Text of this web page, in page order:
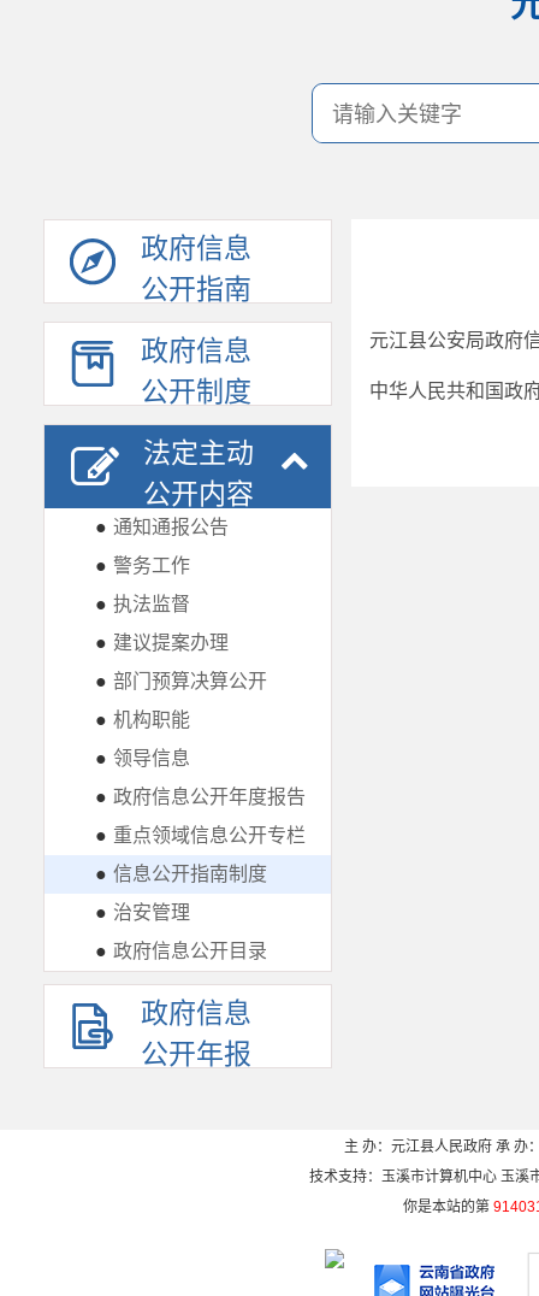
政府信息
公开指南
政府信息
公开制度
法定主动
公开内容
● 通知通报公告
● 警务工作
● 执法监督
● 建议提案办理
● 部门预算决算公开
● 机构职能
● 领导信息
● 政府信息公开年度报告
● 重点领域信息公开专栏
● 信息公开指南制度
● 治安管理
● 政府信息公开目录
政府信息
公开年报
元江县公安局政府
中华人民共和国政
主 办：元江县人民政府 承 办
技术支持：玉溪市计算机中心 玉
你是本站的第